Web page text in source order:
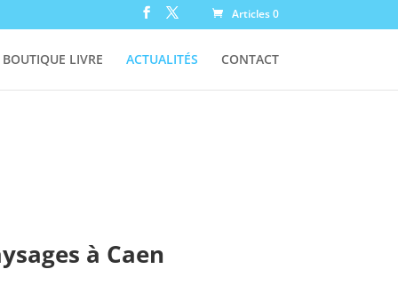
Articles 0
BOUTIQUE LIVRE ACTUALITÉS CONTACT
à Caen